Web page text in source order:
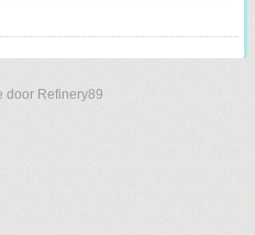
door Refinery89